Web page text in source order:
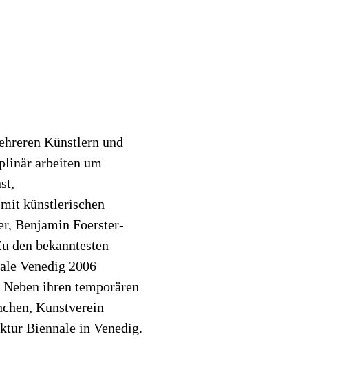
Künstlern und
arbeiten um
künstlerischen
Benjamin Foerster-
den bekanntesten
Venedig 2006
ihren temporären
Kunstverein
Biennale in Venedig.